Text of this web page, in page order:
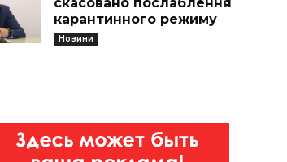
карантинного режиму
Новини